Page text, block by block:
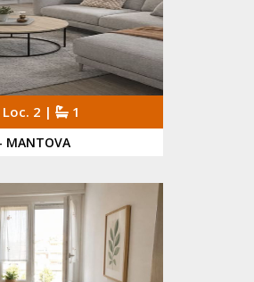
2 | 1
MANTOVA